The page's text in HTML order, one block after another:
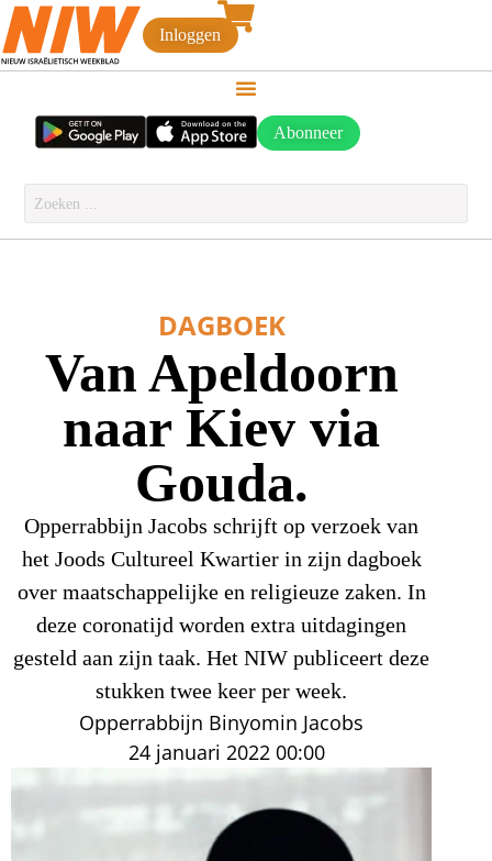
Inloggen
Abonneer
DAGBOEK
Van Apeldoorn
naar Kiev via
Gouda.
Opperrabbijn Jacobs schrijft op verzoek van
het Joods Cultureel Kwartier in zijn dagboek
over maatschappelijke en religieuze zaken. In
deze coronatijd worden extra uitdagingen
gesteld aan zijn taak. Het NIW publiceert deze
stukken twee keer per week.
Opperrabbijn Binyomin Jacobs
24 januari 2022 00:00